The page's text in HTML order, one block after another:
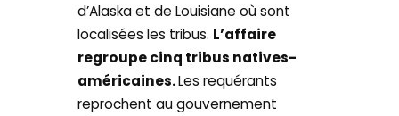
d’Alaska et de Louisiane où sont
localisées les tribus. L’affaire
regroupe cinq tribus natives-
américaines.Les requérants
reprochent au gouvernement